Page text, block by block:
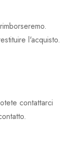
l'acquisto.
contattarci